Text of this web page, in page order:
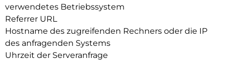
verwendetes Betriebssystem
Referrer URL
Hostname des zugreifenden Rechners oder die IP
des anfragenden Systems
Uhrzeit der Serveranfrage